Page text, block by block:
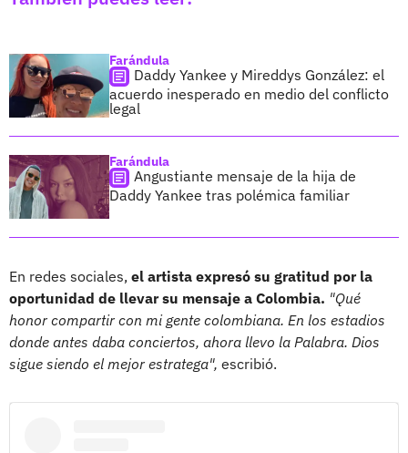
Farándula
Daddy Yankee y Mireddys González: el
acuerdo inesperado en medio del conflicto
legal
Farándula
Angustiante mensaje de la hija de
Daddy Yankee tras polémica familiar
En redes sociales, el artista expresó su gratitud por la
oportunidad de llevar su mensaje a Colombia. "Qué
honor compartir con mi gente colombiana. En los estadios
donde antes daba conciertos, ahora llevo la Palabra. Dios
sigue siendo el mejor estratega", escribió.